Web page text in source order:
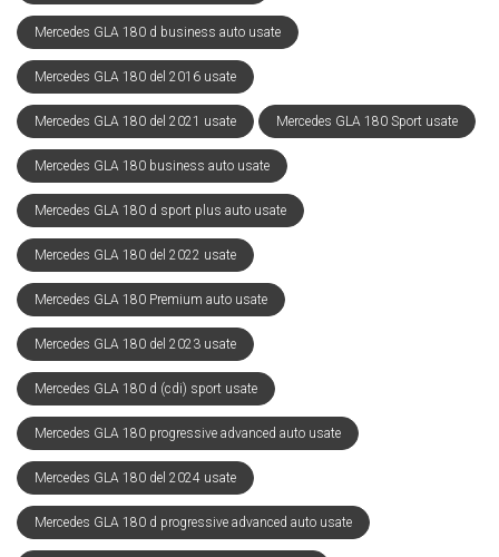
Mercedes GLA 180 d business auto usate
Mercedes GLA 180 del 2016 usate
Mercedes GLA 180 del 2021 usate Mercedes GLA 180 Sport usate
Mercedes GLA 180 business auto usate
Mercedes GLA 180 d sport plus auto usate
Mercedes GLA 180 del 2022 usate
Mercedes GLA 180 Premium auto usate
Mercedes GLA 180 del 2023 usate
Mercedes GLA 180 d (cdi) sport usate
Mercedes GLA 180 progressive advanced auto usate
Mercedes GLA 180 del 2024 usate
Mercedes GLA 180 d progressive advanced auto usate